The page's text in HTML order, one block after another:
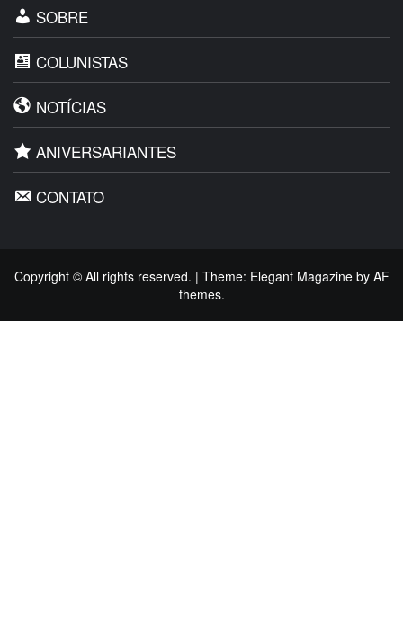
SOBRE
COLUNISTAS
NOTÍCIAS
ANIVERSARIANTES
CONTATO
Copyright © All rights reserved. | Theme: Elegant Magazineby AF
themes.